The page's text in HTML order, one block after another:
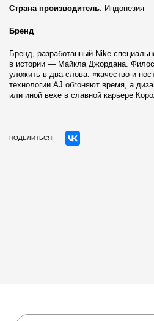
Страна производитель: Индонезия
Бренд
Бренд, разработанный Nike
в истории — Майкла Джордана.
уложить в два слова: «качество и
технологии AJ обгоняют время, а
или иной вехе в славной карьере
ПОДЕЛИТЬСЯ: